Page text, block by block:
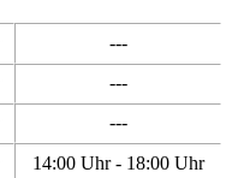
---
---
---
14:00 Uhr - 18:00 Uhr